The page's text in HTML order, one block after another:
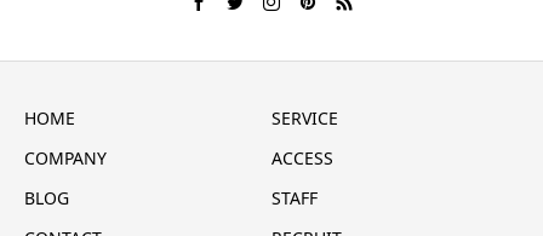
HOME
SERVICE
COMPANY
ACCESS
BLOG
STAFF